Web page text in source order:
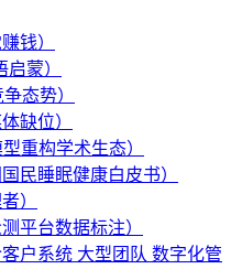
钱）
蒙）
态势）
缺位）
重构学术生态）
民睡眠健康白皮书）
）
平台数据标注）
户系统 大型团队 数字化管